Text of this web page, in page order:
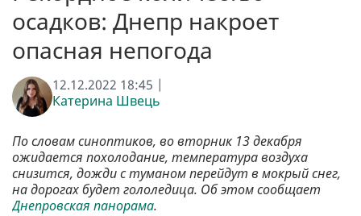
осадков: Днепр накроет
опасная непогода
12.12.2022 18:45 |
Катерина Швець
По словам синоптиков, во вторник 13 декабря
ожидается похолодание, температура воздуха
снизится, дожди с туманом перейдут в мокрый снег,
на дорогах будет гололедица. Об этом сообщает
Днепровская панорама.